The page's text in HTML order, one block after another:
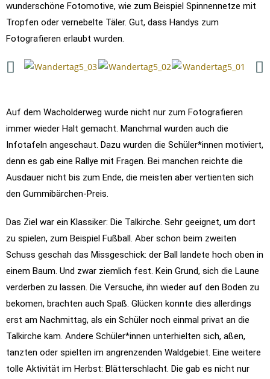
wunderschöne Fotomotive, wie zum Beispiel Spinnennetze mit
Tropfen oder vernebelte Täler. Gut, dass Handys zum
Fotografieren erlaubt wurden.
Auf dem Wacholderweg wurde nicht nur zum Fotografieren
immer wieder Halt gemacht. Manchmal wurden auch die
Infotafeln angeschaut. Dazu wurden die Schüler*innen motiviert,
denn es gab eine Rallye mit Fragen. Bei manchen reichte die
Ausdauer nicht bis zum Ende, die meisten aber vertienten sich
den Gummibärchen-Preis.
Das Ziel war ein Klassiker: Die Talkirche. Sehr geeignet, um dort
zu spielen, zum Beispiel Fußball. Aber schon beim zweiten
Schuss geschah das Missgeschick: der Ball landete hoch oben in
einem Baum. Und zwar ziemlich fest. Kein Grund, sich die Laune
verderben zu lassen. Die Versuche, ihn wieder auf den Boden zu
bekomen, brachten auch Spaß. Glücken konnte dies allerdings
erst am Nachmittag, als ein Schüler noch einmal privat an die
Talkirche kam. Andere Schüler*innen unterhielten sich, aßen,
tanzten oder spielten im angrenzenden Waldgebiet. Eine weitere
tolle Aktivität im Herbst: Blätterschlacht. Die gab es nicht nur